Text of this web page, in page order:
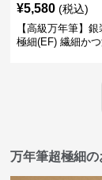
¥5,580 (税込)
【高級万年筆】
極細(EF) 繊細か
万年筆超極細